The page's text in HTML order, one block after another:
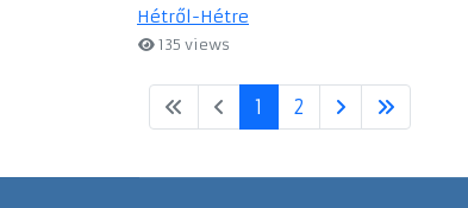
Hétről-Hétre
135 views
1 2